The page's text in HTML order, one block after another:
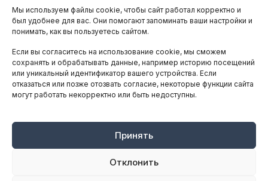
Мы используем файлы cookie, чтобы сайт работал корректно и
был удобнее для вас. Они помогают запоминать ваши настройки и
понимать, как вы пользуетесь сайтом.
Если вы согласитесь на использование cookie, мы сможем
сохранять и обрабатывать данные, например историю посещений
или уникальный идентификатор вашего устройства. Если
отказаться или позже отозвать согласие, некоторые функции сайта
могут работать некорректно или быть недоступны.
Принять
Отклонить
АНАЛИТИКА И СТАТИСТИКА
ARTICLES IN ENGLISH
НАВИГАЦИЯ
Оплата онлайн